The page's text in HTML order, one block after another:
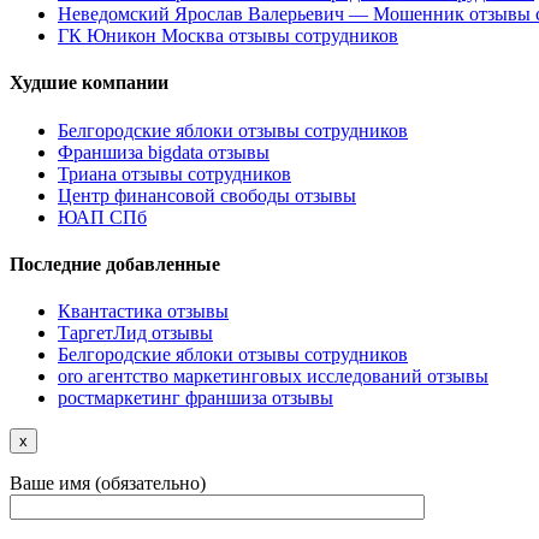
Неведомский Ярослав Валерьевич — Мошенник отзывы
ГК Юникон Москва отзывы сотрудников
Худшие компании
Белгородские яблоки отзывы сотрудников
Франшиза bigdata отзывы
Триана отзывы сотрудников
Центр финансовой свободы отзывы
ЮАП СПб
Последние добавленные
Квантастика отзывы
ТаргетЛид отзывы
Белгородские яблоки отзывы сотрудников
oro агентство маркетинговых исследований отзывы
ростмаркетинг франшиза отзывы
x
Ваше имя (обязательно)